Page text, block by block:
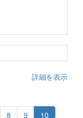
詳細を表示
8 9 10